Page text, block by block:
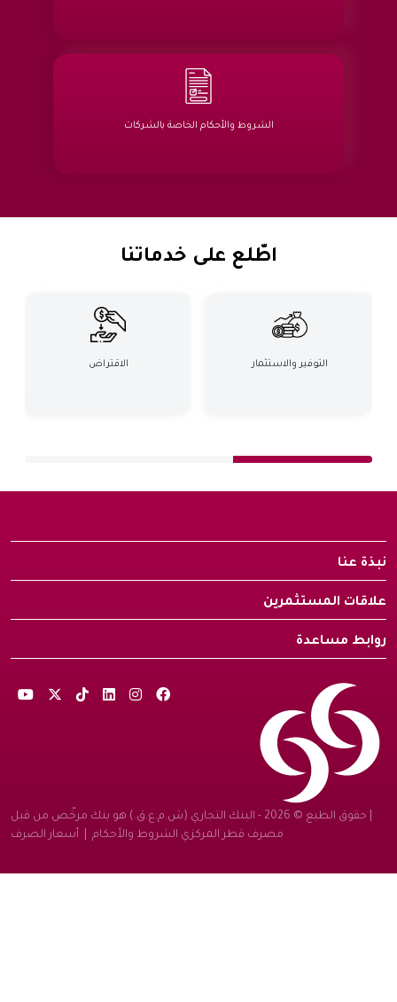
الشروط والأحكام الخاصة بالشركات
اطّلع على خدماتنا
التوفير والاستثمار الاقتراض
نبذة عنا
علاقات المستثمرين
روابط مساعدة
| حقوق الطبع © 2026 - البنك التجاري (ش.م.ع.ق.) هو بنك مرخّص من قبل
مصرف قطر المركزي الشروط والأحكام | أسعار الصرف